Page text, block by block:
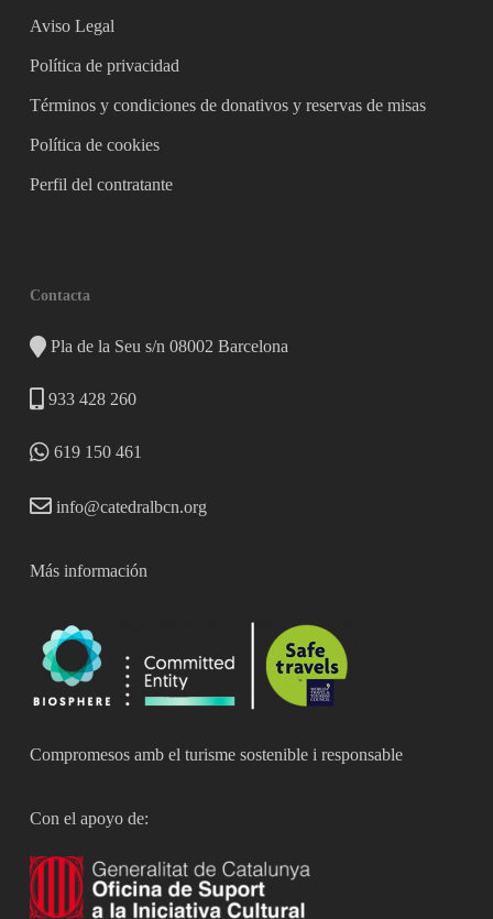
Aviso Legal
Política de privacidad
Términos y condiciones de donativos y reservas de misas
Política de cookies
Perfil del contratante
Contacta
Pla de la Seu s/n 08002 Barcelona
933 428 260
619 150 461
info@catedralbcn.org
Más información
Compromesos amb el turisme sostenible i responsable
Con el apoyo de: